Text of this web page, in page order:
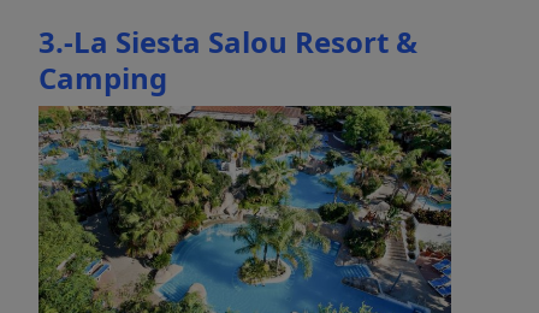
3.-La Siesta Salou Resort &
Camping